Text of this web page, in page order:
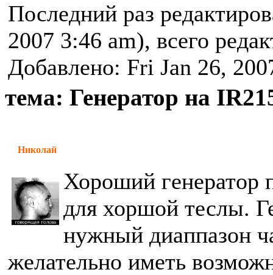
Последний раз
2007 3:46 am), всего
Добавлено: Fri Jan 26,
тема: Генератор на
Николай
Хороший генератор
для хоршой теслы.
нужный диаппазон
желательно иметь